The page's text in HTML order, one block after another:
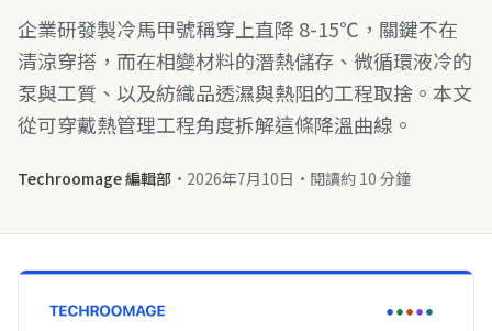
企業研發製冷馬甲號稱穿上直降 8-15℃，關鍵不在
清涼穿搭，而在相變材料的潛熱儲存、微循環液冷的
泵與工質、以及紡織品透濕與熱阻的工程取捨。本文
從可穿戴熱管理工程角度拆解這條降溫曲線。
Techroomage 編輯部 · 2026年7月10日 · 閱讀約 10 分鐘